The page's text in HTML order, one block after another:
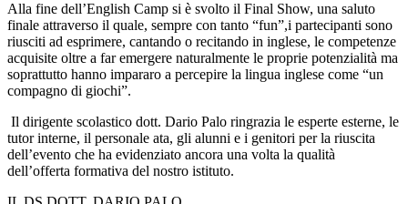
Alla fine dell’English Camp si è svolto il Final Show, una saluto
finale attraverso il quale, sempre con tanto “fun”,i partecipanti sono
riusciti ad esprimere, cantando o recitando in inglese, le competenze
acquisite oltre a far emergere naturalmente le proprie potenzialità ma
soprattutto hanno impararo a percepire la lingua inglese come “un
compagno di giochi”.
Il dirigente scolastico dott. Dario Palo ringrazia le esperte esterne, le
tutor interne, il personale ata, gli alunni e i genitori per la riuscita
dell’evento che ha evidenziato ancora una volta la qualità
dell’offerta formativa del nostro istituto.